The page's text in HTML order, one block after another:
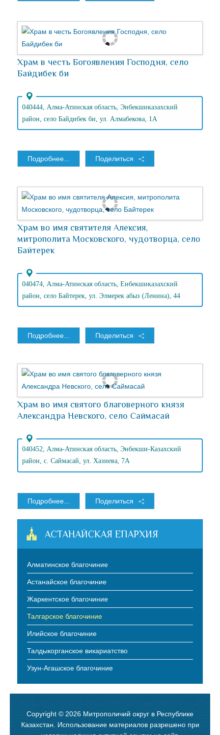
Храм в честь Богоявления Господня, село
Байдибек би
040444, Алма-Атинская область, Энбекшиказахский
район, село Байдибек би, ул. Алмабекова, 1А
Подробнее... Поделиться
Храм во имя святителя Алексия,
митрополита Московского, чудотворца, село
Байтерек
040474, Алма-Атинская область, Енбекшиказахский
район, село Байтерек, ул. Элмерек абыз (Ленина), 44
Подробнее... Поделиться
Храм во имя святого благоверного князя
Александра Невского, село Саймасай
040452, Алма-Атинская область, Энбекши-Казахский
район, с. Саймасай, ул. Хазиева, 7А
Подробнее... Поделиться
АСТАНАЙСКАЯ ЕПАРХИЯ
Алматинское благочиние
Астанайское благочиние
Жаркентское благочиние
Талгарское благочиние
Илийское благочиние
Талдыкорганское викариатство
Узун-Агашское благочиние
Copyright © 2026 Митрополичий округ в Республике
Казахстан. Использование материалов разрешено при